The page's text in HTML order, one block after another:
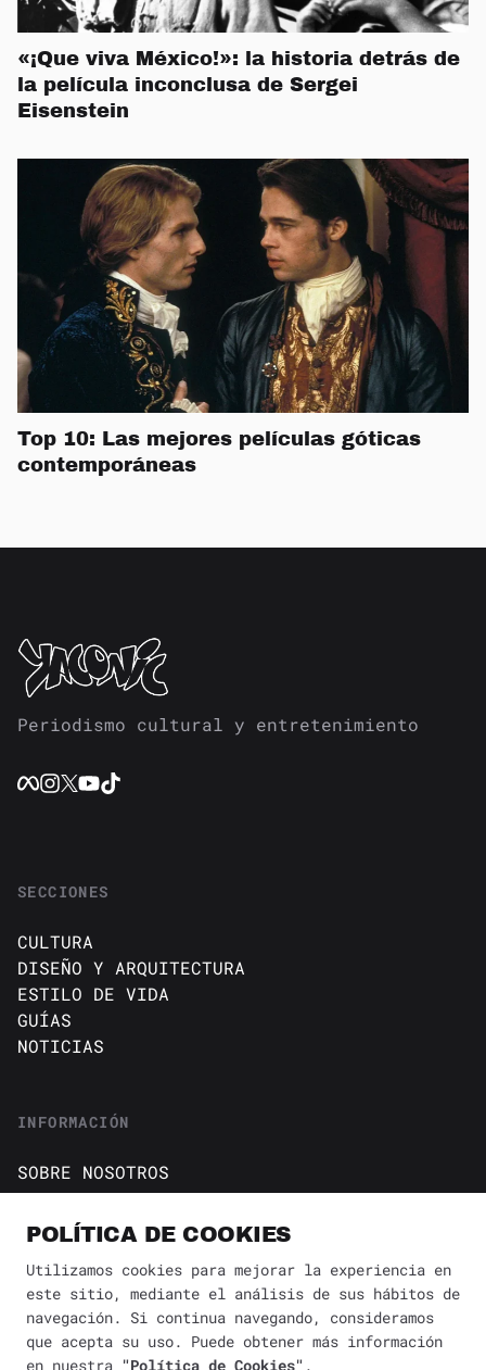
«¡Que viva México!»: la historia detrás de
la película inconclusa de Sergei
Eisenstein
Top 10: Las mejores películas góticas
contemporáneas
Periodismo cultural y entretenimiento
SECCIONES
CULTURA
DISEÑO Y ARQUITECTURA
ESTILO DE VIDA
GUÍAS
NOTICIAS
INFORMACIÓN
SOBRE NOSOTROS
CONTACTO
Política de cookies
✕
BÚSQUEDA
POLÍTICA DE COOKIES
Utilizamos cookies para mejorar la experiencia en
este sitio, mediante el análisis de sus hábitos de
navegación. Si continua navegando, consideramos
que acepta su uso. Puede obtener más información
en nuestra "Política de Cookies" .